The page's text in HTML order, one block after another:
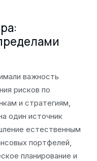
важность
рисков по
и стратегиям,
один источник
естественным
портфелей,
планирование и